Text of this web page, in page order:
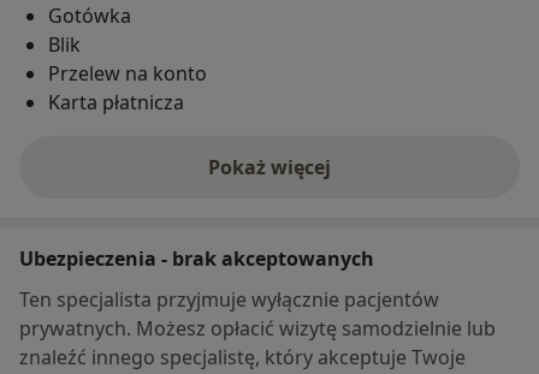
Gotówka
Blik
Przelew na konto
Karta płatnicza
Pokaż więcej
o adresie
Ubezpieczenia - brak akceptowanych
Ten specjalista przyjmuje wyłącznie pacjentów
prywatnych. Możesz opłacić wizytę samodzielnie lub
znaleźć innego specjalistę, który akceptuje Twoje